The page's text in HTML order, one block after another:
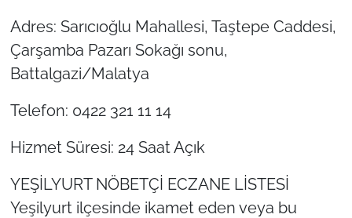
Adres: Sarıcıoğlu Mahallesi, Taştepe Caddesi,
Çarşamba Pazarı Sokağı sonu,
Battalgazi/Malatya
Telefon: 0422 321 11 14
Hizmet Süresi: 24 Saat Açık
YEŞİLYURT NÖBETÇİ ECZANE LİSTESİ
Yeşilyurt ilçesinde ikamet eden veya bu